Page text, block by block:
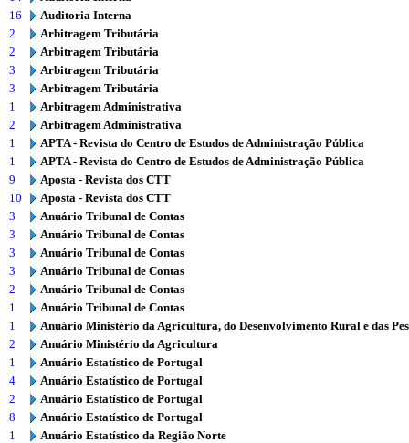
16
Auditoria Interna
2
Arbitragem Tributária
2
Arbitragem Tributária
3
Arbitragem Tributária
3
Arbitragem Tributária
1
Arbitragem Administrativa
2
Arbitragem Administrativa
1
APTA - Revista do Centro de Estudos de Administração Pública
1
APTA - Revista do Centro de Estudos de Administração Pública
9
Aposta - Revista dos CTT
10
Aposta - Revista dos CTT
3
Anuário Tribunal de Contas
3
Anuário Tribunal de Contas
3
Anuário Tribunal de Contas
3
Anuário Tribunal de Contas
2
Anuário Tribunal de Contas
1
Anuário Tribunal de Contas
1
Anuário Ministério da Agricultura, do Desenvolvimento Rural e das
2
Anuário Ministério da Agricultura
1
Anuário Estatístico de Portugal
4
Anuário Estatístico de Portugal
2
Anuário Estatístico de Portugal
8
Anuário Estatístico de Portugal
1
Anuário Estatístico da Região Norte